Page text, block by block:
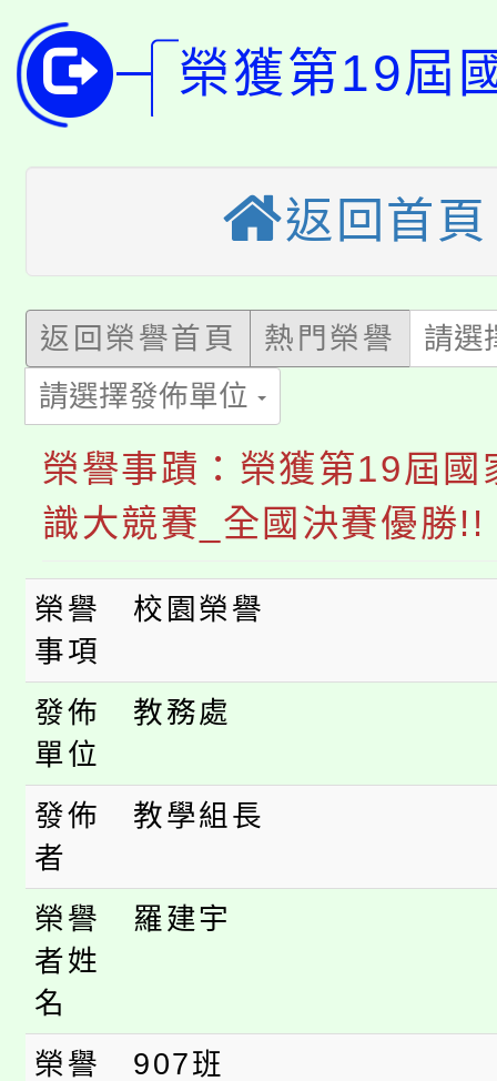
學籍身 分審查程序及
版
公告本校115學年度第
「2026金融保險知識
生本土語及新住民語歌
公告本校115學年度第
代理(課)教師甄選結果(
代理(課)教師甄選結果(
轉知中國文化大學推廣
《TA101》溝通分析基
程，歡迎學生輔導中心
心理、諮商輔導、社會
系所師生報名參加。
淨零綠生活教案入校路
會
115年食農教育專業人
程
學期銜接期間理賠案件
學籍身 分審查程序及
版
淨零綠領人才培育課程
公告本校115學年度第
代理(課)教師甄選結果(
「2026金融保險知識
車」活動
桃園市115學年度學生
生本土語及新住民語歌
公告本校115學年度第
代理(課)教師甄選結果(
轉知中國文化大學推廣
《TA101》溝通分析基
程，歡迎學生輔導中心
榮獲第19屆
返回首頁
返回榮譽首頁 熱門榮譽
請選
請選擇發佈單位
榮譽事蹟：榮獲第19屆國
識大競賽_全國決賽優勝!!
榮譽
事項
校園榮譽
發佈
單位
教務處
發佈
者
教學組長
榮譽
者姓
名
羅建宇
榮譽
907班